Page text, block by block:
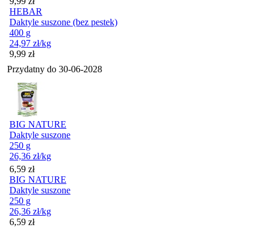
HEBAR
Daktyle suszone (bez pestek)
400 g
24,97 zł/kg
Cena
9,99 zł
Przydatny do 30-06-2028
BIG NATURE
Daktyle suszone
250 g
26,36 zł/kg
Cena
6,59 zł
BIG NATURE
Daktyle suszone
250 g
26,36 zł/kg
Cena
6,59 zł